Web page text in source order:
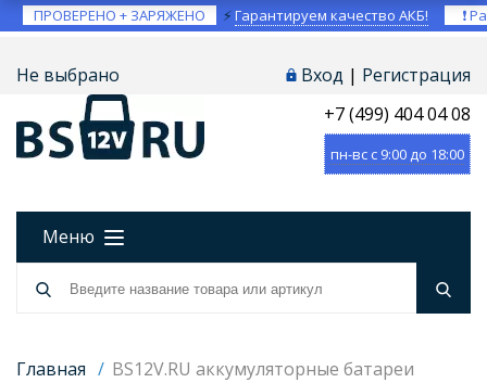
ПРОВЕРЕНО + ЗАРЯЖЕНО ⚡Гарантируем качество АКБ! ❗
Не выбрано Вход | Регистрация
+7 (499) 404 04 08
пн-вс с 9:00 до 18:00
Меню
Главная / BS12V.RU аккумуляторные батареи